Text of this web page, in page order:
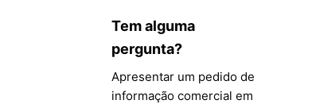
Tem alguma
pergunta?
Apresentar um pedido de
informação comercial em